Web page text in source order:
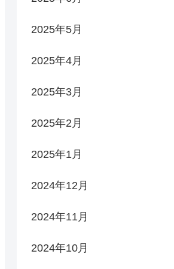
2025年5月
2025年4月
2025年3月
2025年2月
2025年1月
2024年12月
2024年11月
2024年10月